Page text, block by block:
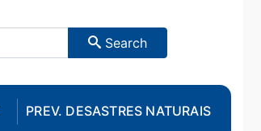
Search
PREV. DESASTRES NATURAIS